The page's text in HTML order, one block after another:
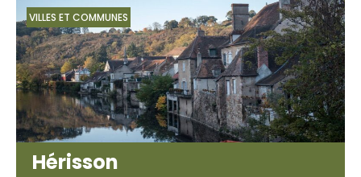
VILLES ET COMMUNES
Hérisson